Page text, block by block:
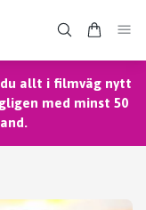
allt i filmväg nytt
med minst 50